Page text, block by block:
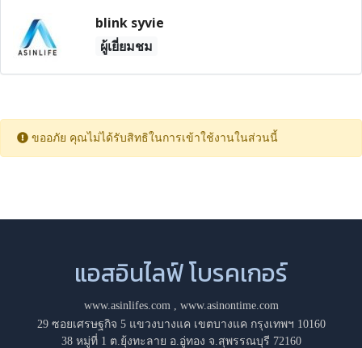
blink syvie
ผู้เยี่ยมชม
ขออภัย คุณไม่ได้รับสิทธิในการเข้าใช้งานในส่วนนี้
แอสอินไลฟ์ โบรคเกอร์
www.asinlifes.com, www.asinontime.com
29 ซอยเศรษฐกิจ 5 แขวงบางแค เขตบางแค กรุงเทพฯ 10160
38 หมู่ที่ 1 ต.ยุ้งทะลาย อ.อู่ทอง จ.สุพรรณบุรี 72160